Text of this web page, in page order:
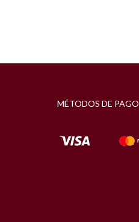
MÉTODOS DE PAGO